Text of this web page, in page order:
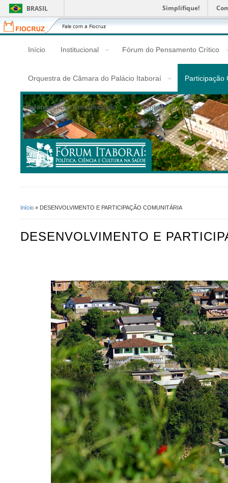
BRASIL Simplifique!
Fiocruz
Fale
com
Fiocruz
Início Institucional Fórum do Pensamento Crítico
Orquestra de Câmara do Palácio Itaboraí Participação
Informação e Comunicação Contato Busca
Início » DESENVOLVIMENTO E PARTICIPAÇÃO COMUNITÁRIA
DESENVOLVIMENTO E